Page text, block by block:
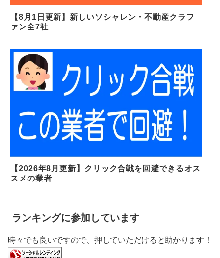
【8月1日更新】新しいソシャレン・不動産クラフ
ァン全7社
【2026年8月更新】クリック合戦を回避できるオス
スメの業者
ランキングに参加しています
時々でも良いですので、押していただけると助かります！